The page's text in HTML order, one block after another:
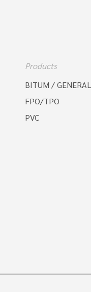
Products
BITUM / GENERAL
FPO/TPO
PVC